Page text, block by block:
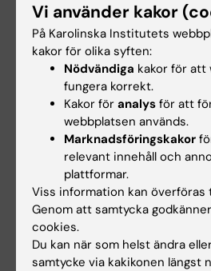
An organoid-based model
lymphoid cells in
Lucantonio L; Kosta A;
Ruggeri S; Laffranchi M;
Molfetta R; Sciume G;
Gismondi A; Santoni A;
REVIEW:INTERNATIONAL
MOLECULAR SCIENCES.
Role of NF-κB Signaling in
between Multiple Myeloma
Stromal Cells
Cippitelli M; Stabile H;
Lucantonio L; Gismondi A;
Vi använder kakor
På Karolinska Institutets
kakor för olika syften:
Nödvändiga kakor för att
fungera korrekt.
Kakor för analys för att
webbplatsen används.
Marknadsföringskakor
relevant innehåll och
plattformar.
Viss information kan överföras
Genom att samtycka
cookies.
Du kan när som helst ändra
samtycke via kakikonen längst